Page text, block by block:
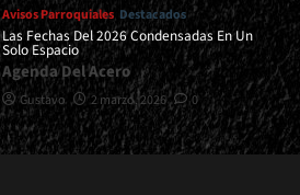
Avisos Parroquiales Destacados
Las Fechas Del 2026 Condensadas En Un
Solo Espacio
Agenda Del Acero
Gustavo 2 marzo, 2026 0